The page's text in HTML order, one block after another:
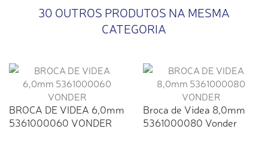
30 OUTROS PRODUTOS NA MESMA
CATEGORIA
BROCA DE VIDEA 6,0mm
5361000060 VONDER
Broca de Videa 8,0mm
5361000080 Vonder